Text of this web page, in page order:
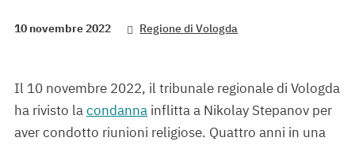
10 novembre 2022 Regione di Vologda
Il 10 novembre 2022, il tribunale regionale di Vologda
ha rivisto lacondanna inflitta a Nikolay Stepanov per
aver condotto riunioni religiose. Quattro anni in una